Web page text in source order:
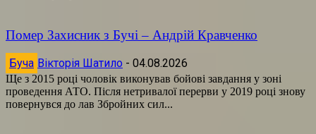
Помер Захисник з Бучі – Андрій Кравченко
Буча Вікторія Шатило - 04.08.2026
Ще з 2015 році чоловік виконував бойові завдання у зоні
проведення АТО. Після нетривалої перерви у 2019 році знову
повернувся до лав Збройних сил...